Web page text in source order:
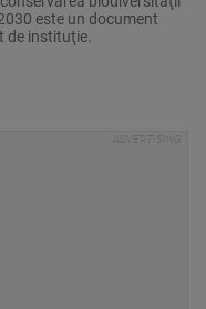
este un document
de instituţie.